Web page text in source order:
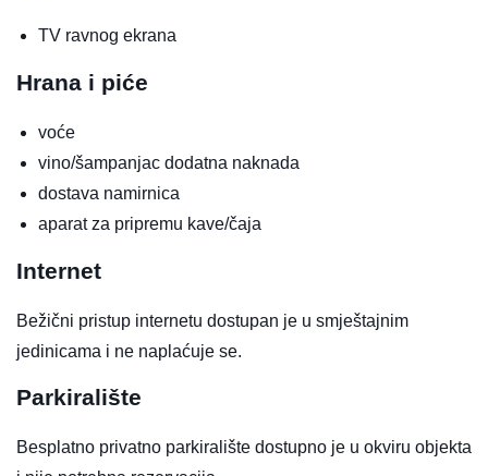
TV ravnog ekrana
Hrana i piće
voće
vino/šampanjac dodatna naknada
dostava namirnica
aparat za pripremu kave/čaja
Internet
Bežični pristup internetu dostupan je u smještajnim
jedinicama i ne naplaćuje se.
Parkiralište
Besplatno privatno parkiralište dostupno je u okviru objekta